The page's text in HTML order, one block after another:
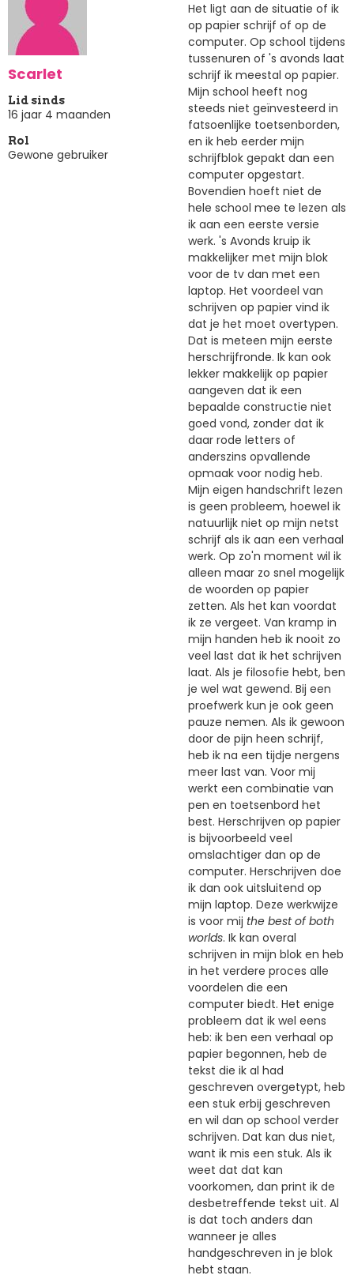
Scarlet
Lid sinds
16 jaar 4 maanden
Rol
Gewone gebruiker
Het ligt aan de situatie of ik
op papier schrijf of op de
computer. Op school tijdens
tussenuren of 's avonds laat
schrijf ik meestal op papier.
Mijn school heeft nog
steeds niet geïnvesteerd in
fatsoenlijke toetsenborden,
en ik heb eerder mijn
schrijfblok gepakt dan een
computer opgestart.
Bovendien hoeft niet de
hele school mee te lezen als
ik aan een eerste versie
werk. 's Avonds kruip ik
makkelijker met mijn blok
voor de tv dan met een
laptop. Het voordeel van
schrijven op papier vind ik
dat je het moet overtypen.
Dat is meteen mijn eerste
herschrijfronde. Ik kan ook
lekker makkelijk op papier
aangeven dat ik een
bepaalde constructie niet
goed vond, zonder dat ik
daar rode letters of
anderszins opvallende
opmaak voor nodig heb.
Mijn eigen handschrift lezen
is geen probleem, hoewel ik
natuurlijk niet op mijn netst
schrijf als ik aan een verhaal
werk. Op zo'n moment wil ik
alleen maar zo snel mogelijk
de woorden op papier
zetten. Als het kan voordat
ik ze vergeet. Van kramp in
mijn handen heb ik nooit zo
veel last dat ik het schrijven
laat. Als je filosofie hebt, ben
je wel wat gewend. Bij een
proefwerk kun je ook geen
pauze nemen. Als ik gewoon
door de pijn heen schrijf,
heb ik na een tijdje nergens
meer last van. Voor mij
werkt een combinatie van
pen en toetsenbord het
best. Herschrijven op papier
is bijvoorbeeld veel
omslachtiger dan op de
computer. Herschrijven doe
ik dan ook uitsluitend op
mijn laptop. Deze werkwijze
is voor mij the best of both
worlds. Ik kan overal
schrijven in mijn blok en heb
in het verdere proces alle
voordelen die een
computer biedt. Het enige
probleem dat ik wel eens
heb: ik ben een verhaal op
papier begonnen, heb de
tekst die ik al had
geschreven overgetypt, heb
een stuk erbij geschreven
en wil dan op school verder
schrijven. Dat kan dus niet,
want ik mis een stuk. Als ik
weet dat dat kan
voorkomen, dan print ik de
desbetreffende tekst uit. Al
is dat toch anders dan
wanneer je alles
handgeschreven in je blok
hebt staan.